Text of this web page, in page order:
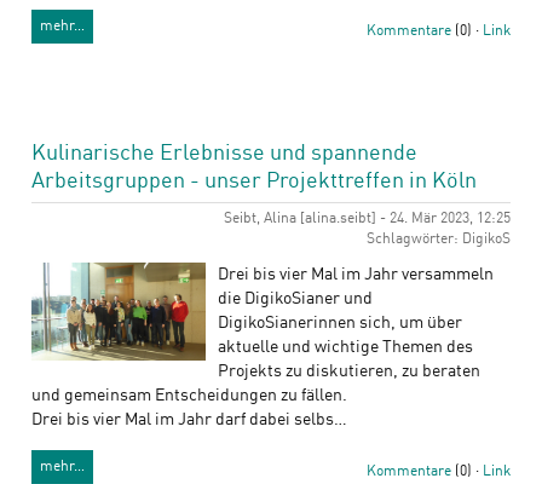
mehr… Kommentare (0) · Link
Kulinarische Erlebnisse und spannende
Arbeitsgruppen - unser Projekttreffen in Köln
Seibt, Alina [alina.seibt] - 24. Mär 2023, 12:25
Schlagwörter: DigikoS
Drei bis vier Mal im Jahr versammeln
die DigikoSianer und
DigikoSianerinnen sich, um über
aktuelle und wichtige Themen des
Projekts zu diskutieren, zu beraten
und gemeinsam Entscheidungen zu fällen.
Drei bis vier Mal im Jahr darf dabei selbs…
mehr… Kommentare (0) · Link